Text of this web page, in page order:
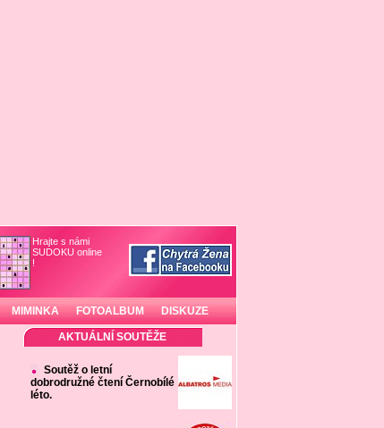
Hrajte s námi
SUDOKU online
!
MIMINKA FOTOALBUM DISKUZE
AKTUÁLNÍ SOUTĚŽE
Soutěž o letní
dobrodružné čtení Černobílé
léto.